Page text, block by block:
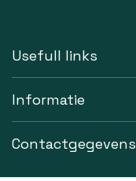
Usefull links
Informatie
Contactgegevens